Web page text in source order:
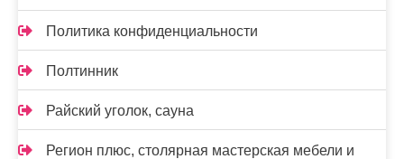
Политика конфиденциальности
Полтинник
Райский уголок, сауна
Регион плюс, столярная мастерская мебели и